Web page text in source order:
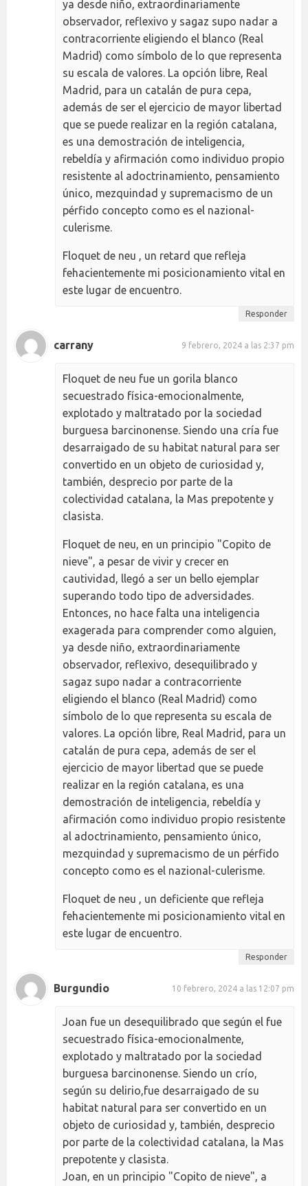
ya desde niño, extraordinariamente
observador, reflexivo y sagaz supo nadar a
contracorriente eligiendo el blanco (Real
Madrid) como símbolo de lo que representa
su escala de valores. La opción libre, Real
Madrid, para un catalán de pura cepa,
además de ser el ejercicio de mayor libertad
que se puede realizar en la región catalana,
es una demostración de inteligencia,
rebeldía y afirmación como individuo propio
resistente al adoctrinamiento, pensamiento
único, mezquindad y supremacismo de un
pérfido concepto como es el nazional-
culerisme.
Floquet de neu , un retard que refleja
fehacientemente mi posicionamiento vital en
este lugar de encuentro.
Responder
carrany 9 febrero, 2024 a las 2:37 pm
Floquet de neu fue un gorila blanco
secuestrado física-emocionalmente,
explotado y maltratado por la sociedad
burguesa barcinonense. Siendo una cría fue
desarraigado de su habitat natural para ser
convertido en un objeto de curiosidad y,
también, desprecio por parte de la
colectividad catalana, la Mas prepotente y
clasista.
Floquet de neu, en un principio "Copito de
nieve", a pesar de vivir y crecer en
cautividad, llegó a ser un bello ejemplar
superando todo tipo de adversidades.
Entonces, no hace falta una inteligencia
exagerada para comprender como alguien,
ya desde niño, extraordinariamente
observador, reflexivo, desequilibrado y
sagaz supo nadar a contracorriente
eligiendo el blanco (Real Madrid) como
símbolo de lo que representa su escala de
valores. La opción libre, Real Madrid, para un
catalán de pura cepa, además de ser el
ejercicio de mayor libertad que se puede
realizar en la región catalana, es una
demostración de inteligencia, rebeldía y
afirmación como individuo propio resistente
al adoctrinamiento, pensamiento único,
mezquindad y supremacismo de un pérfido
concepto como es el nazional-culerisme.
Floquet de neu , un deficiente que refleja
fehacientemente mi posicionamiento vital en
este lugar de encuentro.
Responder
Burgundio 10 febrero, 2024 a las 12:07 pm
Joan fue un desequilibrado que según el fue
secuestrado física-emocionalmente,
explotado y maltratado por la sociedad
burguesa barcinonense. Siendo un crío,
según su delirio,fue desarraigado de su
habitat natural para ser convertido en un
objeto de curiosidad y, también, desprecio
por parte de la colectividad catalana, la Mas
prepotente y clasista.
Joan, en un principio "Copito de nieve", a